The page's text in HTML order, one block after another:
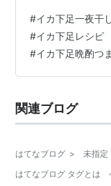
で一晩寝かせて炙
ただきます。 ＂
YouTubeチャンネ
ちらのレシピ動
イカの捌き方」の
#イカ下足一夜干
#イカ下足レシピ
#イカ下足晩酌つ
関連ブログ
はてなブログ > 未指定
はてなブログ タグとは